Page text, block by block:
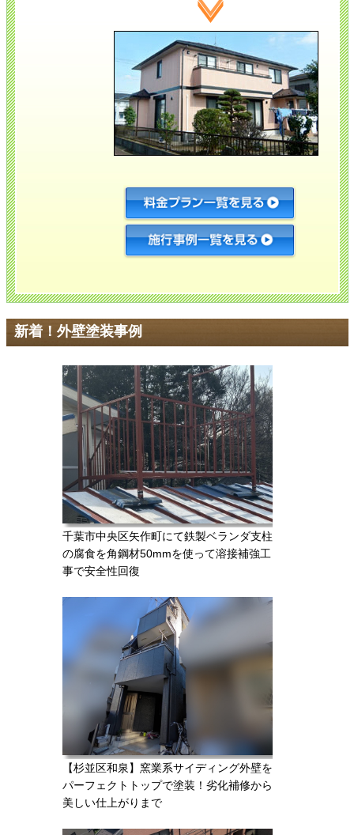
新着！外壁塗装事例
千葉市中央区矢作町にて鉄製ベランダ支柱
の腐食を角鋼材50mmを使って溶接補強工
事で安全性回復
【杉並区和泉】窯業系サイディング外壁を
パーフェクトトップで塗装！劣化補修から
美しい仕上がりまで